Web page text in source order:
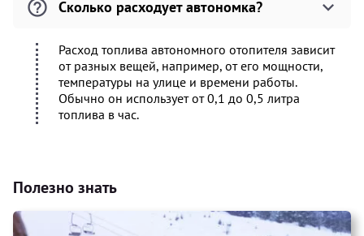
Сколько расходует автономка?
Расход топлива автономного отопителя зависит
от разных вещей, например, от его мощности,
температуры на улице и времени работы.
Обычно он использует от 0,1 до 0,5 литра
топлива в час.
Полезно знать